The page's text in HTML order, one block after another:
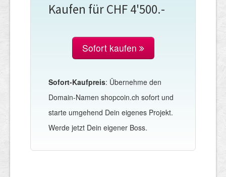
Kaufen für CHF 4'500.-
Sofort kaufen
Sofort-Kaufpreis: Übernehme den
Domain-Namen shopcoin.ch sofort und
starte umgehend Dein eigenes Projekt.
Werde jetzt Dein eigener Boss.